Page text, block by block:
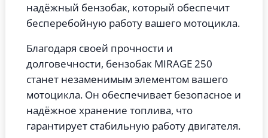
надёжный бензобак, который обеспечит
бесперебойную работу вашего мотоцикла.
Благодаря своей прочности и
долговечности, бензобак MIRAGE 250
станет незаменимым элементом вашего
мотоцикла. Он обеспечивает безопасное и
надёжное хранение топлива, что
гарантирует стабильную работу двигателя.